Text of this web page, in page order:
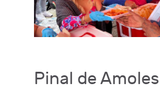
Pinal de